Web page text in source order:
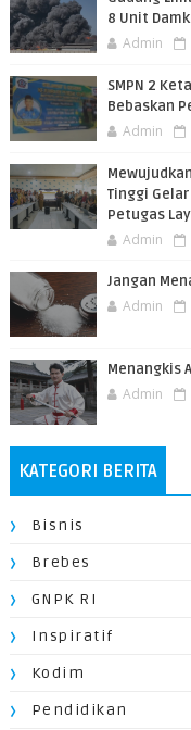
8 Unit
Admin
SMPN 2
Bebaskan
Admin
Tinggi
Petugas
Admin
Jangan
Admin
Menangkis
Admin
KATEGORI BERITA
Bisnis
Brebes
GNPK RI
Inspiratif
Kodim
Pendidikan